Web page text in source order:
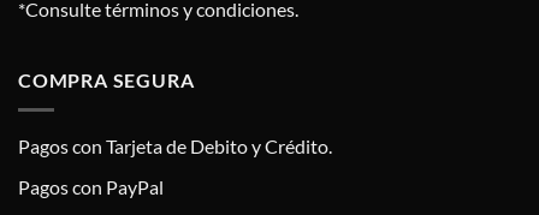
*Consulte términos y condiciones.
COMPRA SEGURA
Pagos con Tarjeta de Debito y Crédito.
Pagos con PayPal